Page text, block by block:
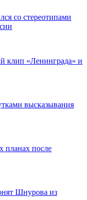
со стереотипами
клип «Ленинграда» и
высказывания
планах после
Шнурова из